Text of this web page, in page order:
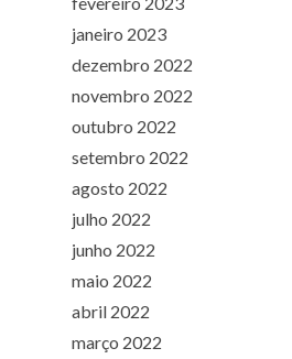
janeiro 2023
dezembro 2022
novembro 2022
outubro 2022
setembro 2022
agosto 2022
julho 2022
junho 2022
maio 2022
abril 2022
março 2022